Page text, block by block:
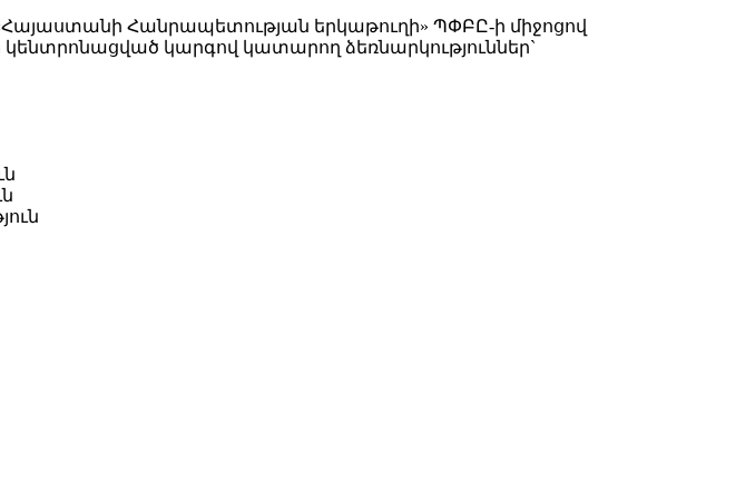
Հանրապետության երկաթուղի» ՊՓԲԸ-ի միջոցով
կարգով կատարող ձեռնարկություններ`